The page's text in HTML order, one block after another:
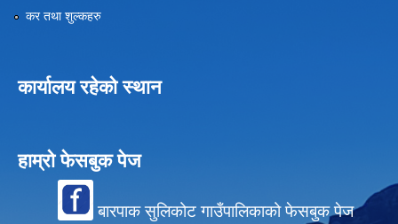
कर तथा शुल्कहरु
कार्यालय रहेको स्थान
हाम्रो फेसबुक पेज
बारपाक सुलिकोट गाउँपालिकाको फेसबुक पेज